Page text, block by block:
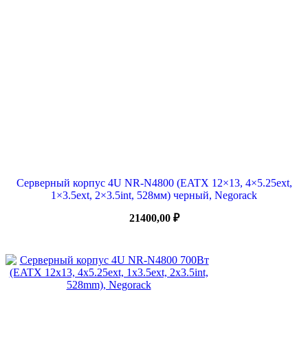
Серверный корпус 4U NR-N4800 (EATX 12×13, 4×5.25ext,
1×3.5ext, 2×3.5int, 528мм) черный, Negorack
21400,00 ₽